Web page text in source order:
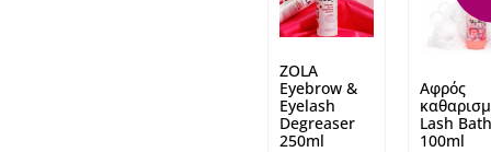
ZOLA
Eyebrow &
Eyelash
Degreaser
250ml
Αφρός
Lash Bath
100ml